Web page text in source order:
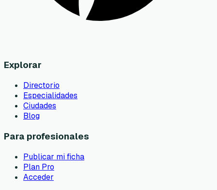
Explorar
Directorio
Especialidades
Ciudades
Blog
Para profesionales
Publicar mi ficha
Plan Pro
Acceder